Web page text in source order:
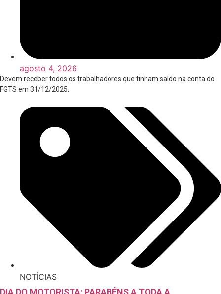
agosto 4, 2026
Devem receber todos os trabalhadores que tinham saldo na conta do
FGTS em 31/12/2025.
NOTÍCIAS
DIA DO MOTORISTA: PARABÉNS A TODA A